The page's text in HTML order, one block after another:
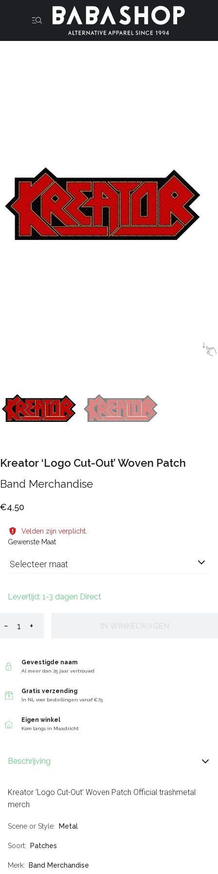
Kreator ‘Logo Cut-Out’ Woven Patch
Band Merchandise
€4,50
Velden zijn verplicht.
Gewenste Maat
Selecteer maat
Levertijd: 1-3 dagen Direct
− +
Gevestigde naam
Al meer dan 25 jaar vertrouwd
Gratis verzending
In NL voor bestellingen vanaf €75
Eigen winkel
Kom langs in Maastricht
Beschrijving
Kreator ‘Logo Cut-Out’ Woven Patch Official trashmetal
merch
Scene or Style Metal
Soort Patches
Merk Band Merchandise